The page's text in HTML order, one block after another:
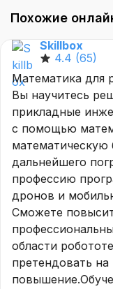
Похожие
Skillbox
4.4 (65)
Математика для
Вы научитесь
прикладные
с помощью
математическую
дальнейшего
профессию
дронов и
Сможете
области
претендовать на